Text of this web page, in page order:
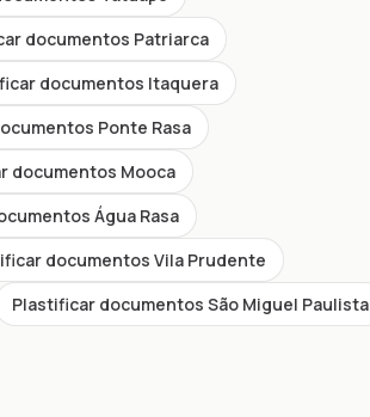
documentos Patriarca
documentos Itaquera
Ponte Rasa
documentos Mooca
Água Rasa
documentos Vila Prudente
Plastificar documentos São Miguel Paulista